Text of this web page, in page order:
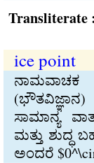
:
ice point
ನಾಮವಾಚಕ
ಸಾಮಾನ್ಯ
ಮತ್ತು ಶುದ್ಧ
ಅಂದರೆ